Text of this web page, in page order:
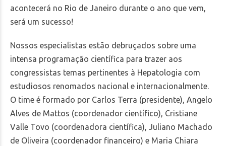
acontecerá no Rio de Janeiro durante o ano que vem,
será um sucesso!
Nossos especialistas estão debruçados sobre uma
intensa programação científica para trazer aos
congressistas temas pertinentes à Hepatologia com
estudiosos renomados nacional e internacionalmente.
O time é formado por Carlos Terra (presidente), Angelo
Alves de Mattos (coordenador científico), Cristiane
Valle Tovo (coordenadora científica), Juliano Machado
de Oliveira (coordenador financeiro) e Maria Chiara